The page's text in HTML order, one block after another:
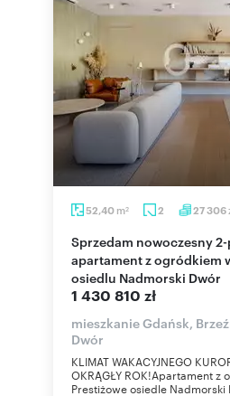
52,40 m2 2 27 306
Sprzedam nowoczesny 2-pokojowy
apartament z ogródkiem
osiedlu Nadmorski Dwór
1 430 810 zł
mieszkanie Gdańsk,
Dwór
KLIMAT WAKACYJNEGO
OKRĄGŁY ROK!Apartament z
Prestiżowe osiedle Nadmorski